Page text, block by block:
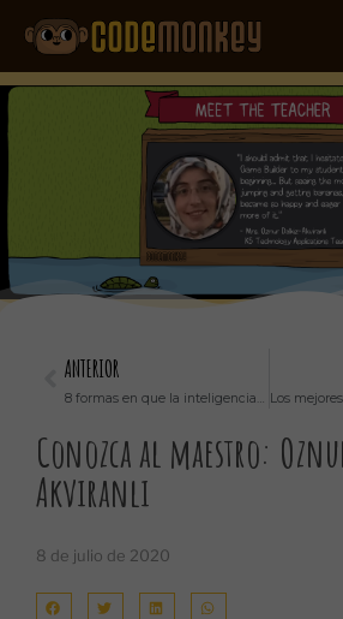
ANTERIOR
8 formas en que la inteligencia artificial afectará pronto el proceso educativo
Conozca al maestro:
Akviranli
8 de julio de 2020